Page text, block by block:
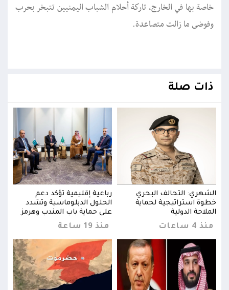
خاصة بها في الخارج، تاركة أحلام الشباب اليمنيين تتبخر بحرب
وفوضى ما زالت متصاعدة.
ذات صلة
الشهري: التحالف البحري
خطوة استراتيجية لحماية
الملاحة الدولية
منذ 4 ساعات
رباعية إقليمية تؤكد دعم
الحلول الدبلوماسية وتشدد
على حماية باب المندب وهرمز
منذ 19 ساعة